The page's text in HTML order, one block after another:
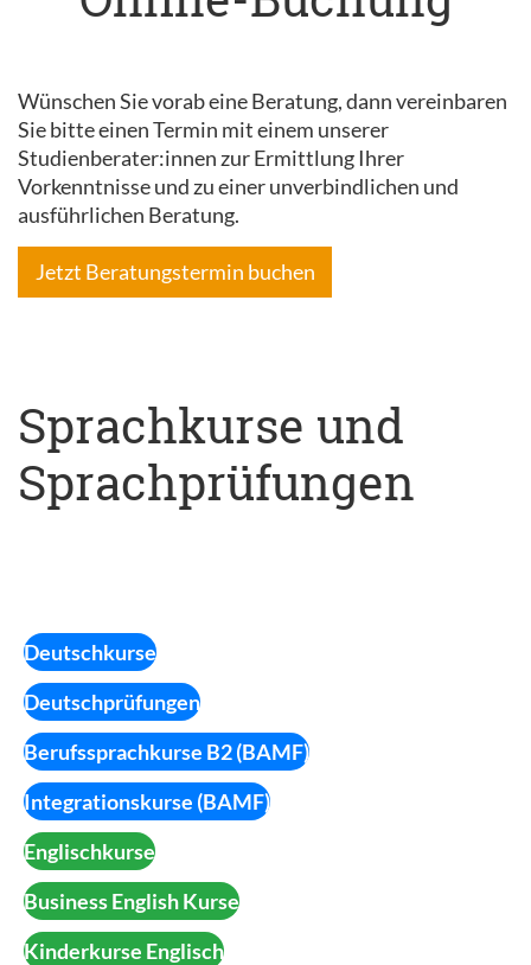
Wünschen Sie vorab eine Beratung, dann vereinbaren
Sie bitte einen Termin mit einem unserer
Studienberater:innen zur Ermittlung Ihrer
Vorkenntnisse und zu einer unverbindlichen und
ausführlichen Beratung.
Jetzt Beratungstermin buchen
Sprachkurse und
Sprachprüfungen
Deutschkurse
Deutschprüfungen
Berufssprachkurse B2 (BAMF)
Integrationskurse (BAMF)
Englischkurse
Business English Kurse
Kinderkurse Englisch